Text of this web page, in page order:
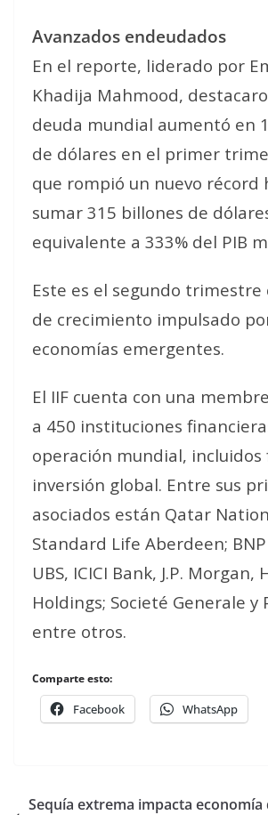
Avanzados endeudados
En el reporte, liderado por
Khadija Mahmood,
deuda mundial aumentó en
de dólares en el primer
que rompió un nuevo récord
sumar 315 billones de
equivalente a 333% del PIB
Este es el segundo trimestre
de crecimiento impulsado
economías emergentes.
El IIF cuenta con una
a 450 instituciones
operación mundial, incluidos
inversión global. Entre sus
asociados están Qatar
Standard Life Aberdeen;
UBS, ICICI Bank, J.P. Morgan,
Holdings; Societé Generale y
entre otros.
Comparte esto:
Facebook WhatsApp
Sequía extrema impacta economía